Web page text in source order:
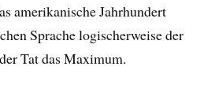
amerikanische Jahrhundert
Sprache logischerweise der
Tat das Maximum.